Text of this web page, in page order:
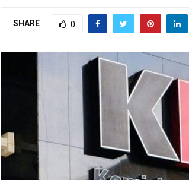
SHARE 0